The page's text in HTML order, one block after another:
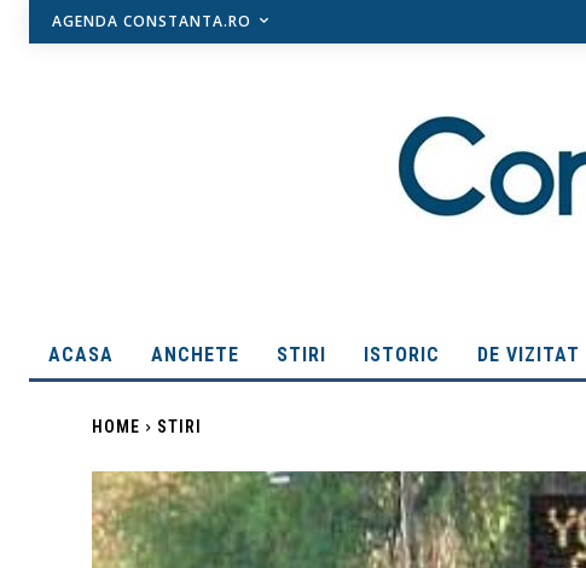
AGENDA CONSTANTA.RO
ACASA ANCHETE STIRI ISTORIC DE VIZITAT
HOME STIRI